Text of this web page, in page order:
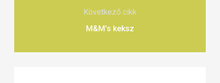
Következő cikk
M&M’s keksz